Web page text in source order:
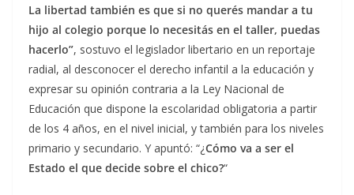
La libertad también es que si no querés mandar a tu
hijo al colegio porque lo necesitás en el taller, puedas
hacerlo”, sostuvo el legislador libertario en un reportaje
radial, al desconocer el derecho infantil a la educación y
expresar su opinión contraria a la Ley Nacional de
Educación que dispone la escolaridad obligatoria a partir
de los 4 años, en el nivel inicial, y también para los niveles
primario y secundario. Y apuntó: “¿Cómo va a ser el
Estado el que decide sobre el chico?“